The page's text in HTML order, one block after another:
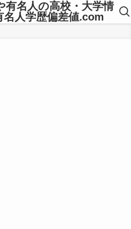
有名人の高校・大学情
名人学歴偏差値.com